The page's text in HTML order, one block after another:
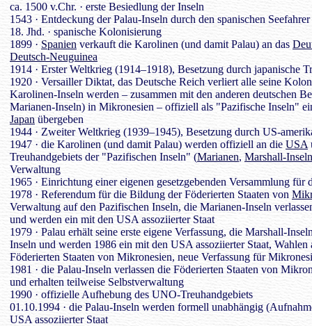
ca. 1500 v.Chr. · erste Besiedlung der Inseln
1543 · Entdeckung der Palau-Inseln durch den spanischen
18. Jhd. · spanische Kolonisierung
1899 · Spanien verkauft die Karolinen (und damit Palau) an das
Deutsch-Neuguinea
1914 · Erster Weltkrieg (1914–1918), Besetzung durch japanische
1920 · Versailler Diktat, das Deutsche Reich verliert alle seine
Karolinen-Inseln werden – zusammen mit den anderen deutschen
Marianen-Inseln) in Mikronesien – offiziell als "Pazifische Inseln"
Japan übergeben
1944 · Zweiter Weltkrieg (1939–1945), Besetzung durch US-
1947 · die Karolinen (und damit Palau) werden offiziell an die USA
Treuhandgebiets der "Pazifischen Inseln" (Marianen, Marshall-Inseln
Verwaltung
1965 · Einrichtung einer eigenen gesetzgebenden Versammlung für
1978 · Referendum für die Bildung der Föderierten Staaten von
Verwaltung auf den Pazifischen Inseln, die Marianen-Inseln
und werden ein mit den USA assoziierter Staat
1979 · Palau erhält seine erste eigene Verfassung, die Marshall-
Inseln und werden 1986 ein mit den USA assoziierter Staat,
Föderierten Staaten von Mikronesien, neue Verfassung für
1981 · die Palau-Inseln verlassen die Föderierten Staaten von
und erhalten teilweise Selbstverwaltung
1990 · offizielle Aufhebung des UNO-Treuhandgebiets
01.10.1994 · die Palau-Inseln werden formell unabhängig
USA assoziierter Staat